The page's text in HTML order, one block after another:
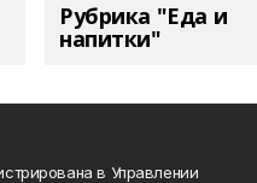
Рубрика "Еда и
напитки"
в Управлении